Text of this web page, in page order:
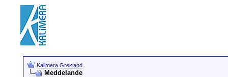
Kalimera Grekland
Meddelande